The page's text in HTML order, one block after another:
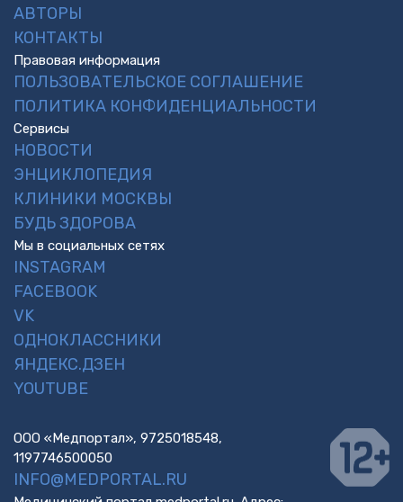
АВТОРЫ
КОНТАКТЫ
Правовая информация
ПОЛЬЗОВАТЕЛЬСКОЕ СОГЛАШЕНИЕ
ПОЛИТИКА КОНФИДЕНЦИАЛЬНОСТИ
Сервисы
НОВОСТИ
ЭНЦИКЛОПЕДИЯ
КЛИНИКИ МОСКВЫ
БУДЬ ЗДОРОВА
Мы в социальных сетях
INSTAGRAM
FACEBOOK
VK
ОДНОКЛАССНИКИ
ЯНДЕКС.ДЗЕН
YOUTUBE
ООО «Медпортал», 9725018548,
1197746500050
INFO@MEDPORTAL.RU